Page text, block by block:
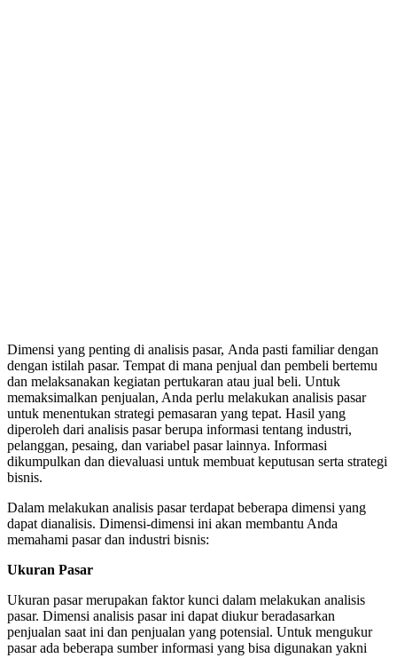
Dimensi yang penting di analisis pasar, Anda pasti familiar dengan
dengan istilah pasar. Tempat di mana penjual dan pembeli bertemu
dan melaksanakan kegiatan pertukaran atau jual beli. Untuk
memaksimalkan penjualan, Anda perlu melakukan analisis pasar
untuk menentukan strategi pemasaran yang tepat. Hasil yang
diperoleh dari analisis pasar berupa informasi tentang industri,
pelanggan, pesaing, dan variabel pasar lainnya. Informasi
dikumpulkan dan dievaluasi untuk membuat keputusan serta strategi
bisnis.
Dalam melakukan analisis pasar terdapat beberapa dimensi yang
dapat dianalisis. Dimensi-dimensi ini akan membantu Anda
memahami pasar dan industri bisnis:
Ukuran Pasar
Ukuran pasar merupakan faktor kunci dalam melakukan analisis
pasar. Dimensi analisis pasar ini dapat diukur beradasarkan
penjualan saat ini dan penjualan yang potensial. Untuk mengukur
pasar ada beberapa sumber informasi yang bisa digunakan yakni